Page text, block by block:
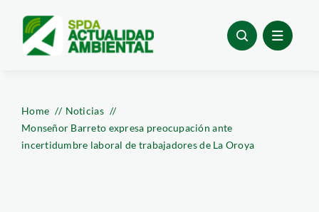
content
Home
Noticias
Monseñor Barreto expresa preocupación ante
incertidumbre laboral de trabajadores de La Oroya